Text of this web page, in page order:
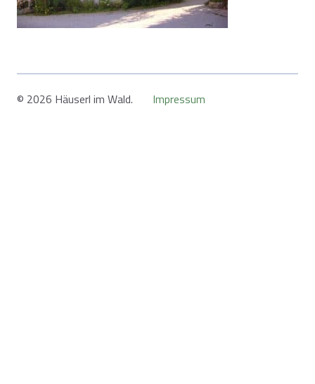
© 2026 Häuserl im Wald. Impressum